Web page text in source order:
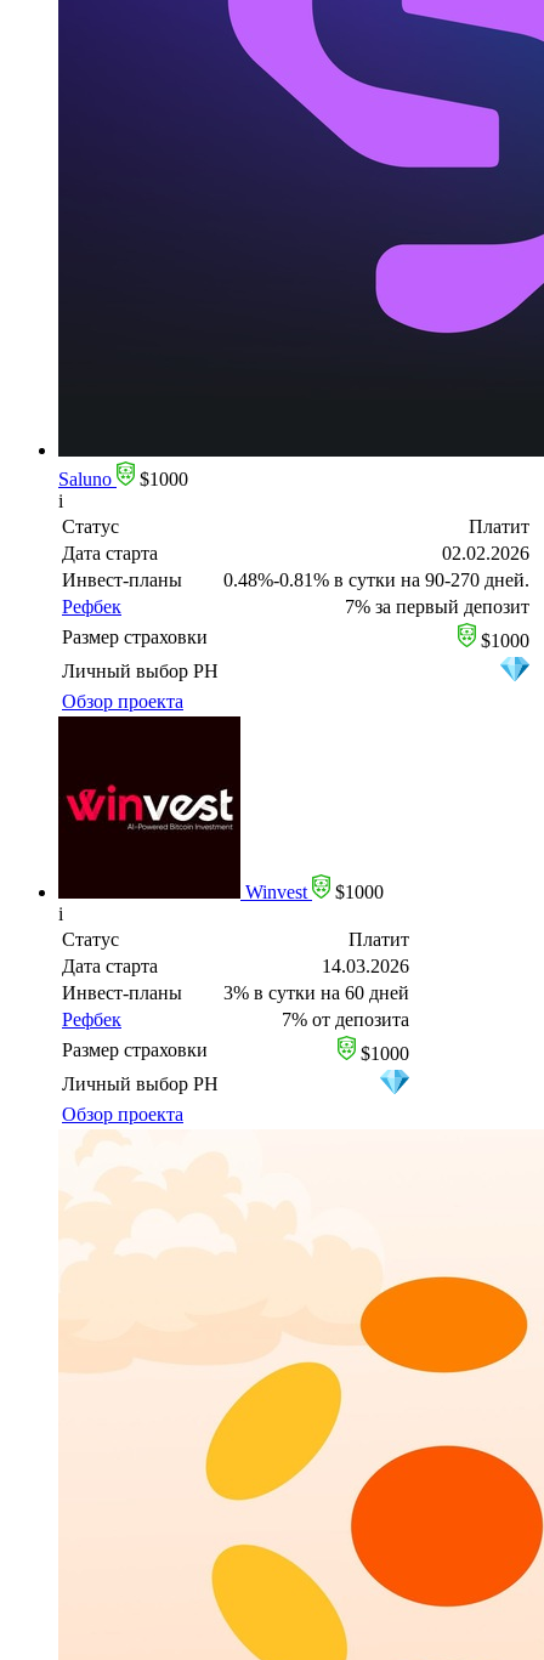
Saluno
$1000
i
Статус
Платит
Дата старта
02.02.2026
Инвест-планы
0.48%-0.81% в сутки на 90-270 дней.
Рефбек
7% за первый депозит
Размер страховки
$1000
Личный выбор PH
Обзор проекта
Winvest
$1000
i
Статус
Платит
Дата старта
14.03.2026
Инвест-планы
3% в сутки на 60 дней
Рефбек
7% от депозита
Размер страховки
$1000
Личный выбор PH
Обзор проекта